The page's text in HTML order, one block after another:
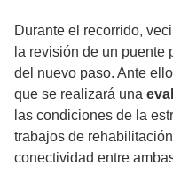
Durante el recorrido,
la revisión de un puente
del nuevo paso. Ante
que se realizará una
las condiciones de la
trabajos de
conectividad entre